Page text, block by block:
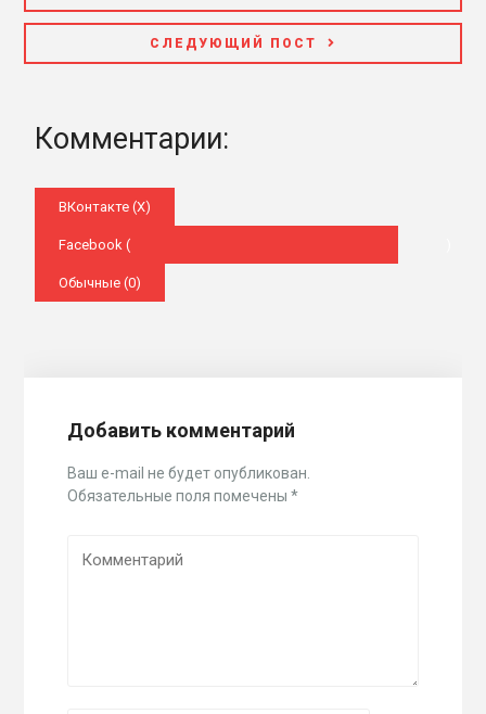
СЛЕДУЮЩИЙ ПОСТ
Комментарии:
ВКонтакте (X)
Facebook (
Обычные (0)
Добавить комментарий
Ваш e-mail не будет опубликован.
Обязательные поля помечены*